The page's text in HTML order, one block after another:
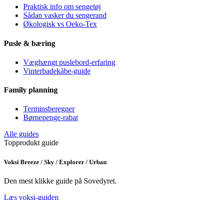
Praktisk info om sengetøj
Sådan vasker du sengerand
Økologisk vs Oeko-Tex
Pusle & bæring
Væghængt puslebord-erfaring
Vinterbadekåbe-guide
Family planning
Terminsberegner
Børnepenge-rabat
Alle guides
Topprodukt guide
Voksi Breeze / Sky / Explorer / Urban
Den mest klikke guide på Sovedyret.
Læs voksi-guiden